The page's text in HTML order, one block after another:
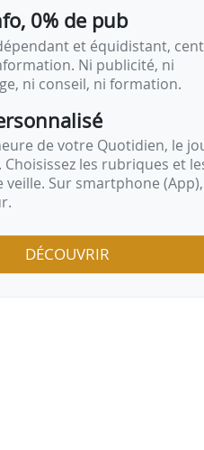
0% de pub
et équidistant,
Ni publicité, ni
ni conseil, ni formation.
de votre Quotidien, le
les rubriques et
veille. Sur smartphone
DÉCOUVRIR